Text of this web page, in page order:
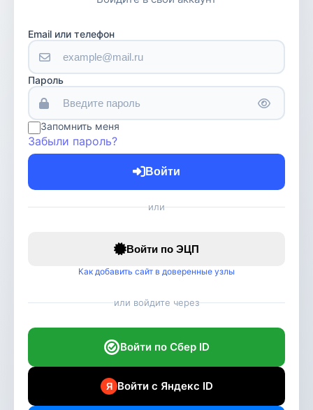
Email или телефон
Пароль
Запомнить меня
Забыли пароль?
Войти
или
Войти по ЭЦП
Как добавить сайт в доверенные узлы
или войдите через
Войти по Сбер ID
Войти с Яндекс ID